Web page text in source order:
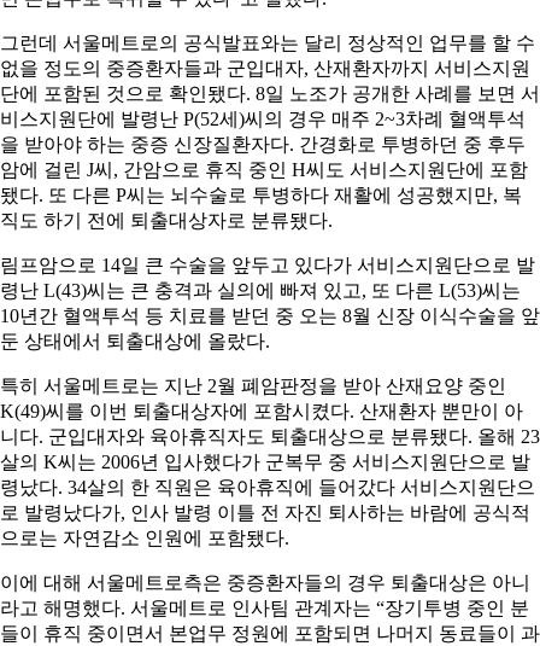
그런데 서울메트로의 공식발표와는 달리 정상적인 업무를 할 수
없을 정도의 중증환자들과 군입대자, 산재환자까지 서비스지원
단에 포함된 것으로 확인됐다. 8일 노조가 공개한 사례를 보면 서
비스지원단에 발령난 P(52세)씨의 경우 매주 2~3차례 혈액투석
을 받아야 하는 중증 신장질환자다. 간경화로 투병하던 중 후두
암에 걸린 J씨, 간암으로 휴직 중인 H씨도 서비스지원단에 포함
됐다. 또 다른 P씨는 뇌수술로 투병하다 재활에 성공했지만, 복
직도 하기 전에 퇴출대상자로 분류됐다.
림프암으로 14일 큰 수술을 앞두고 있다가 서비스지원단으로 발
령난 L(43)씨는 큰 충격과 실의에 빠져 있고, 또 다른 L(53)씨는
10년간 혈액투석 등 치료를 받던 중 오는 8월 신장 이식수술을 앞
둔 상태에서 퇴출대상에 올랐다.
특히 서울메트로는 지난 2월 폐암판정을 받아 산재요양 중인
K(49)씨를 이번 퇴출대상자에 포함시켰다. 산재환자 뿐만이 아
니다. 군입대자와 육아휴직자도 퇴출대상으로 분류됐다. 올해 23
살의 K씨는 2006년 입사했다가 군복무 중 서비스지원단으로 발
령났다. 34살의 한 직원은 육아휴직에 들어갔다 서비스지원단으
로 발령났다가, 인사 발령 이틀 전 자진 퇴사하는 바람에 공식적
으로는 자연감소 인원에 포함됐다.
이에 대해 서울메트로측은 중증환자들의 경우 퇴출대상은 아니
라고 해명했다. 서울메트로 인사팀 관계자는 “장기투병 중인 분
들이 휴직 중이면서 본업무 정원에 포함되면 나머지 동료들이 과